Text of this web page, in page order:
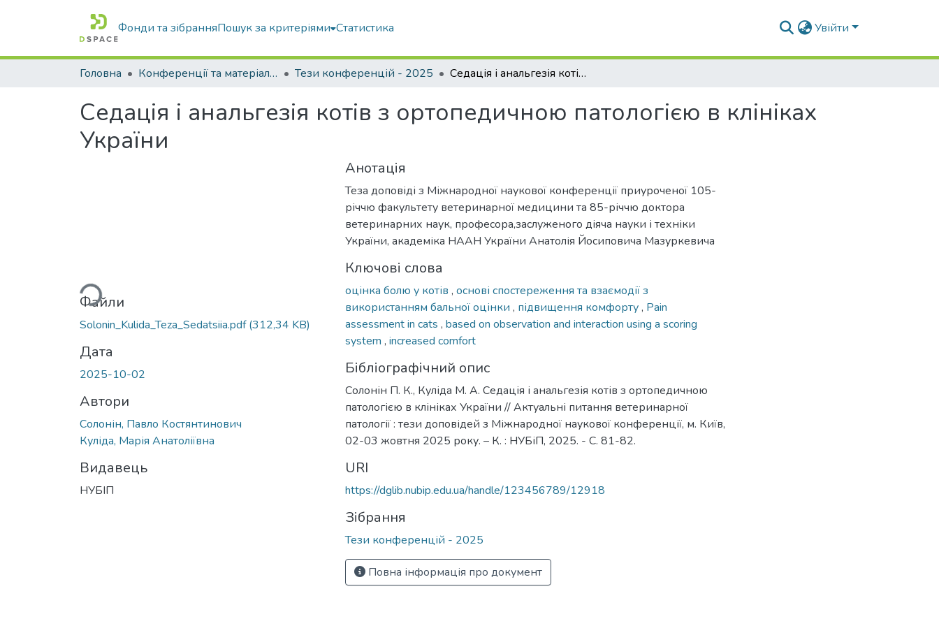
Фонди та зібранняПошук за критеріями Статистика Увійти
Головна Конференції та матеріали конференцій Тези конференцій - 2025 Седація і анальгезія котів з ортопедичною патологією в клініках України
Седація і анальгезія котів з ортопедичною патологією в клініках
України
Вантажиться...
Файли
Solonin_Kulida_Teza_Sedatsiia.pdf(312,34 KB)
Дата
2025-10-02
Автори
Солонін, Павло Костянтинович
Куліда, Марія Анатоліївна
Видавець
НУБІП
Анотація
Теза доповіді з Міжнародної наукової конференції приуроченої 105-
річчю факультету ветеринарної медицини та 85-річчю доктора
ветеринарних наук, професора,заслуженого діяча науки і техніки
України, академіка НААН України Анатолія Йосиповича Мазуркевича
Ключові слова
оцінка болю у котів , основі спостереження та взаємодії з
використанням бальної оцінки , підвищення комфорту, Pain
assessment in cats , based on observation and interaction using a scoring
system , increased comfort
Бібліографічний опис
Солонін П. К., Куліда М. А. Седація і анальгезія котів з ортопедичною
патологією в клініках України // Актуальні питання ветеринарної
патології : тези доповідей з Міжнародної наукової конференції, м. Київ,
02-03 жовтня 2025 року. – К. : НУБіП, 2025. - С. 81-82.
URI
https://dglib.nubip.edu.ua/handle/123456789/12918
Зібрання
Тези конференцій - 2025
Повна інформація про документ